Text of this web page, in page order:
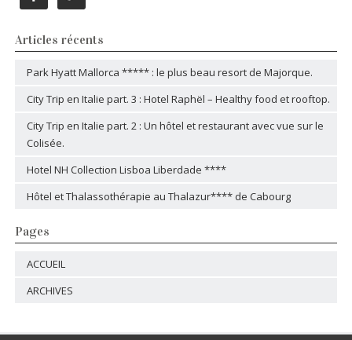
Articles récents
Park Hyatt Mallorca ***** : le plus beau resort de Majorque.
City Trip en Italie part. 3 : Hotel Raphël – Healthy food et rooftop.
City Trip en Italie part. 2 : Un hôtel et restaurant avec vue sur le
Colisée.
Hotel NH Collection Lisboa Liberdade ****
Hôtel et Thalassothérapie au Thalazur**** de Cabourg
Pages
ACCUEIL
ARCHIVES